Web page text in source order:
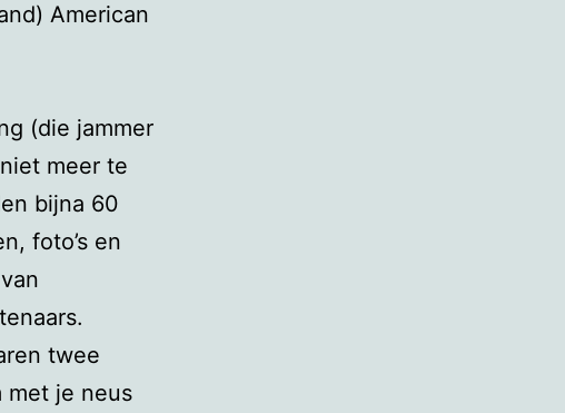
American
(die jammer
meer te
bijna 60
foto’s en
twee
met je neus